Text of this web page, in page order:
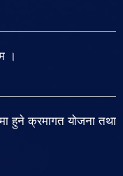
।
हुने क्रमागत योजना तथा